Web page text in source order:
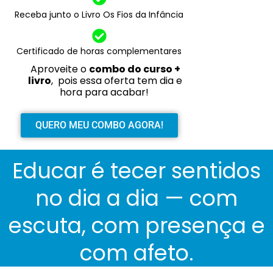
Receba junto o Livro Os Fios da Infância
Certificado de horas complementares
Aproveite o combo do curso +
livro, pois essa oferta tem dia e
hora para acabar!
QUERO MEU COMBO AGORA!
Educar é tecer sentidos
no dia a dia — com
escuta, com presença e
com afeto.